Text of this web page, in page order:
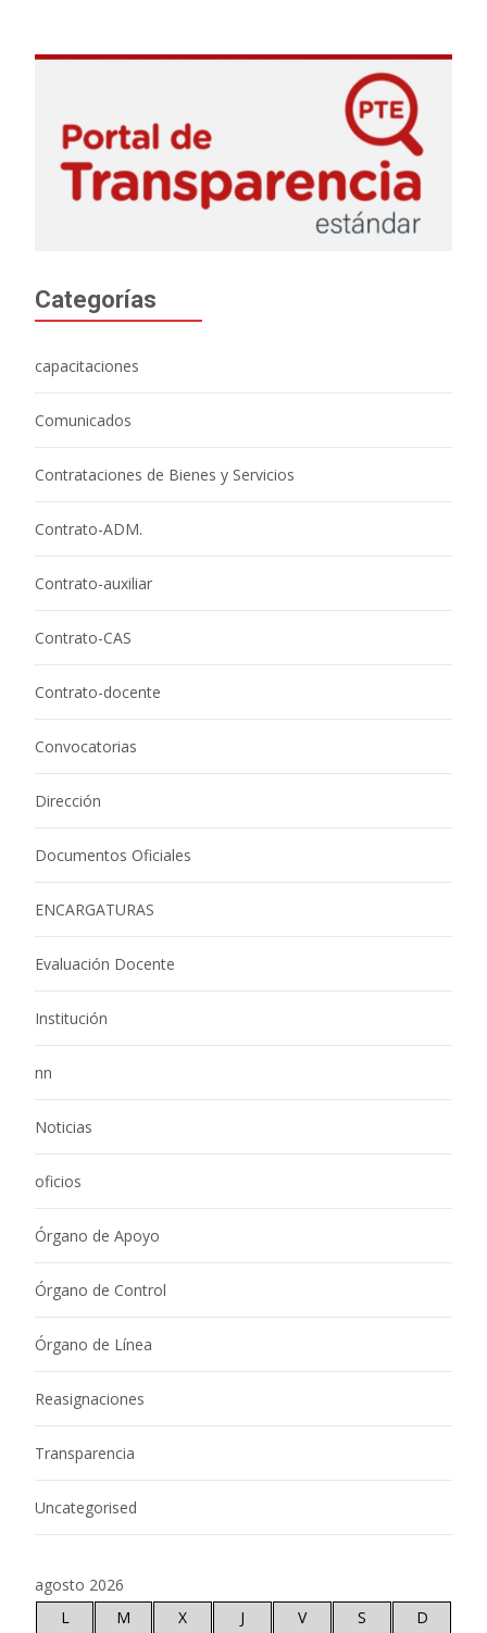
Categorías
capacitaciones
Comunicados
Contrataciones de Bienes y Servicios
Contrato-ADM.
Contrato-auxiliar
Contrato-CAS
Contrato-docente
Convocatorias
Dirección
Documentos Oficiales
ENCARGATURAS
Evaluación Docente
Institución
nn
Noticias
oficios
Órgano de Apoyo
Órgano de Control
Órgano de Línea
Reasignaciones
Transparencia
Uncategorised
agosto 2026
L
M X J V S
D